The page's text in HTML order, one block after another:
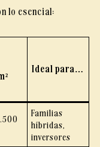
lo esencial:
Ideal para…
Familias
híbridas,
inversores